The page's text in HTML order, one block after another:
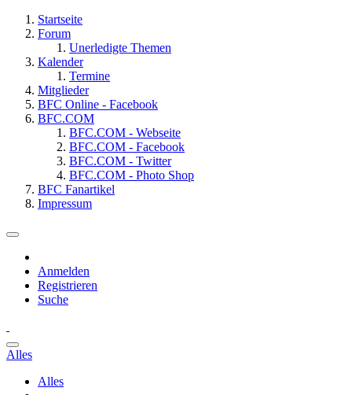
Startseite
Forum
Unerledigte Themen
Kalender
Termine
Mitglieder
BFC Online - Facebook
BFC.COM
BFC.COM - Webseite
BFC.COM - Facebook
BFC.COM - Twitter
BFC.COM - Photo Shop
BFC Fanartikel
Impressum
Anmelden
Registrieren
Suche
Alles
Alles